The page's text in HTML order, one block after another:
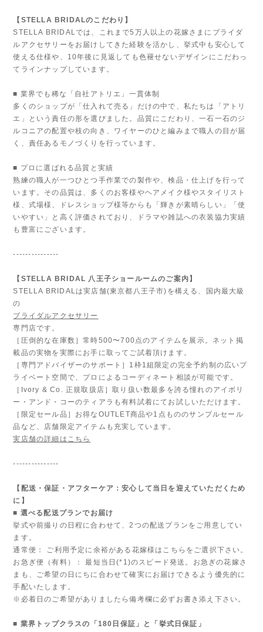
【STELLA BRIDALのこだわり】
STELLA BRIDALでは、これまで5万人以上の花嫁さまにブライダ
ルアクセサリーをお届けしてきた経験を活かし、挙式中も安心して
使える仕様や、10年後に見返しても色褪せないデザインにこだわっ
てラインナップしています。
■ 業界でも稀な「自社アトリエ」一貫体制
多くのショップが「仕入れて売る」だけの中で、私たちは「アトリ
エ」という責任の形を選びました。品質にこだわり、一石一石のジ
ルコニアの配置や枝の向き、ワイヤーのひと編みまで職人の目が届
く、責任あるモノづくりを行っています。
■ プロに選ばれる品質と実績
熟練の職人が一つひとつ手作業での製作や、検品・仕上げを行って
います。その品質は、多くのお客様やヘアメイク様やスタイリスト
様、式場様、ドレスショップ様等からも「輝きが素晴らしい」「使
いやすい」と高く評価されており、ドラマや雑誌への衣装協力実績
も豊富にございます。
---------------
【STELLA BRIDAL 八王子ショールームのご案内】
STELLA BRIDALは実店舗(東京都八王子市)を構える、国内最大級
の
ブライダルアクセサリー
専門店です。
［圧倒的な在庫数］常時500〜700点のアイテムを展示。ネット掲
載品の実物を実際にお手に取ってご試着頂けます。
［専門アドバイザーのサポート］1枠1組限定の完全予約制の広いプ
ライベート空間で、プロによるコーディネート相談が可能です。
［Ivory & Co. 正規取扱店］取り扱い数最多を誇る憧れのアイボリ
ー・アンド・コーのティアラも有料試着にてお試しいただけます。
［限定セール品］お得なOUTLET商品や1点もののサンプルセール
品など、店舗限定アイテムも充実しています。
実店舗の詳細はこちら
---------------
【配送・保証・アフターケア：安心して当日を迎えていただくため
に】
■ 選べる配送プランでお届け
挙式や前撮りの日程に合わせて、2つの配送プランをご用意してい
ます。
通常便： ご利用予定に余裕がある花嫁様はこちらをご選択下さい。
お急ぎ便（有料）： 最短当日(*1)のスピード発送。お急ぎの花嫁さ
まも、ご希望の日にちに合わせて確実にお届けできるよう優先的に
手配いたします。
※必着日のご希望がありましたら備考欄に必ずお書き添え下さい。
■ 業界トップクラスの「180日保証」と「挙式日保証」